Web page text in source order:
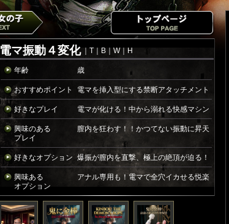
電マ振動４変化 ｜T｜B｜W｜H
年齢 歳
おすすめポイント 電マを挿入型にする禁断アタッチメント
好きなプレイ 電マが化ける！中から溺れる快感マシン
興味のある
プレイ
膣内を狂わす！！かつてない振動に昇天
好きなオプション 爆振が膣内を直撃、極上の絶頂が迫る！
興味ある
オプション
アナル専用も！電マで全穴イカせる悦楽